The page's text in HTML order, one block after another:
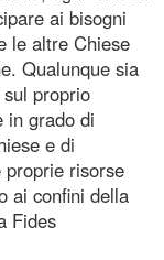
ai bisogni
le altre Chiese
Qualunque sia
sul proprio
in grado di
e di
proprie risorse
ai confini della
Fides